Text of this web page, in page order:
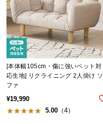
つ
い
て
開
設
サ
ー
[本体幅105cm・傷に強いペット対
応生地] リクライニング 2人掛け ソ
ファ
¥19,990
5.00 （4）